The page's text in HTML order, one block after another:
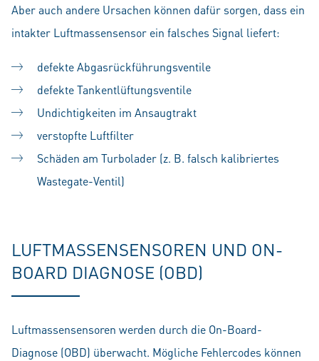
Aber auch andere Ursachen können dafür sorgen, dass ein
intakter Luftmassensensor ein falsches Signal liefert:
defekte Abgasrückführungsventile
defekte Tankentlüftungsventile
Undichtigkeiten im Ansaugtrakt
verstopfte Luftfilter
Schäden am Turbolader (z. B. falsch kalibriertes
Wastegate-Ventil)
LUFTMASSENSENSOREN UND ON-
BOARD DIAGNOSE (OBD)
Luftmassensensoren werden durch die On-Board-
Diagnose (OBD) überwacht. Mögliche Fehlercodes können